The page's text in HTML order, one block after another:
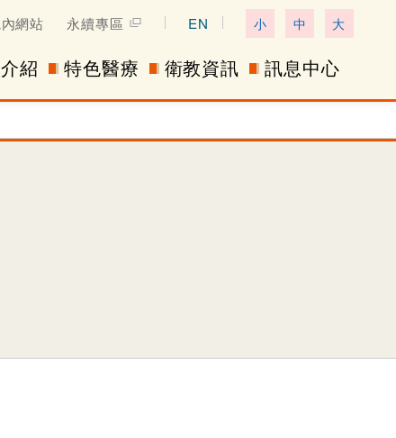
網站 永續專區 EN 小 中 大
紹 特色醫療 衛教資訊 訊息中心